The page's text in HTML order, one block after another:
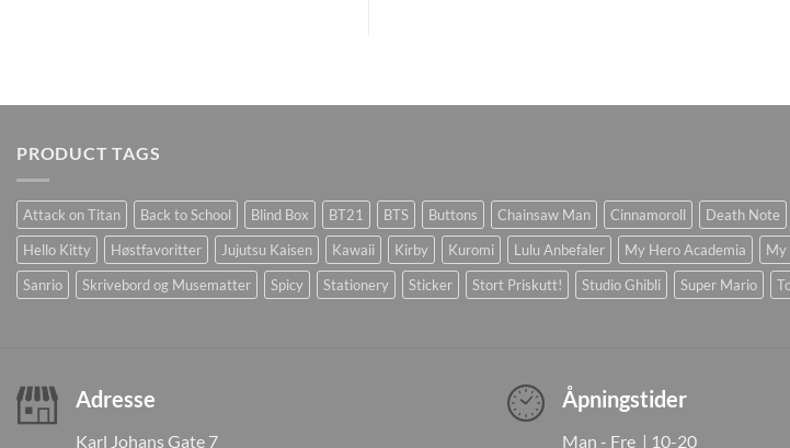
PRODUCT TAGS
Attack on Titan Back to School Blind Box BT21 BTS Buttons Chainsaw Man Cinnamoroll Death Note
Hello Kitty
Høstfavoritter Jujutsu Kaisen Kawaii Kirby Kuromi Lulu Anbefaler My Hero Academia My
Sanrio
Skrivebord og Musematter Spicy Stationery Sticker Stort Priskutt! Studio Ghibli Super Mario
Adresse
Karl Johans Gate 7
Åpningstider
Man - Fre | 10-20